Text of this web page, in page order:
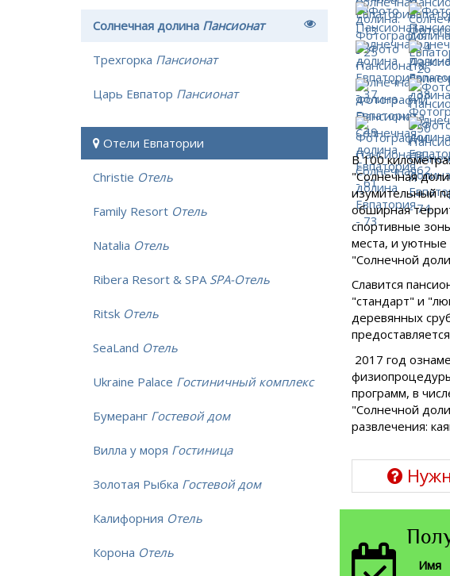
В 100
"Солнечная
изумительный
обширная
спортивные
места, и
"Солнечной
Славится
"стандарт" и
деревянных
2017 год
программ, в
"Солнечной
развлечения:
Имя
Солнечная долина Пансионат
Трехгорка Пансионат
Царь Евпатор Пансионат
Отели Евпатории
Christie Отель
Family Resort Отель
Natalia Отель
Ribera Resort & SPA SPA-Отель
Ritsk Отель
SeaLand Отель
Ukraine Palace Гостиничный комплекс
Бумеранг Гостевой дом
Вилла у моря Гостиница
Золотая Рыбка Гостевой дом
Калифорния Отель
Корона Отель